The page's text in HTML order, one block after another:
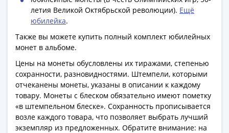
купоны
Дорожные
Круизные
Отрезные
Отрезные
(серия
летия Великой Октябрьской революции). Ещё
юбилейка.
Также вы можете купить полный комплект юбилейных
монет в альбоме.
Цены на монеты обусловлены их тиражами, степенью
сохранности, разновидностями. Штемпели, которыми
отчеканены монеты, указаны в описании к каждому
товару. Монеты с блеском обязательно имеют пометку
«в штемпельном блеске». Сохранность прописывается
возле каждого товара, что позволяет выбрать лучший
экземпляр из предложенных. Обратите внимание: на